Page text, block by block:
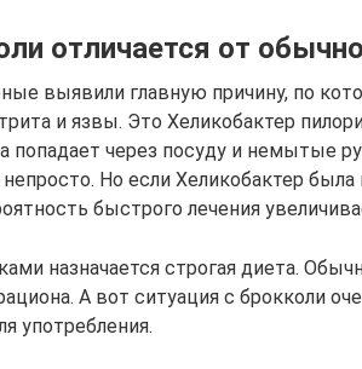
отличается от
выявили главную причину, по
и язвы. Это Хеликобактер
попадает через посуду и немытые
Но если Хеликобактер
быстрого лечения
назначается строгая диета.
А вот ситуация с брокколи
употребления.